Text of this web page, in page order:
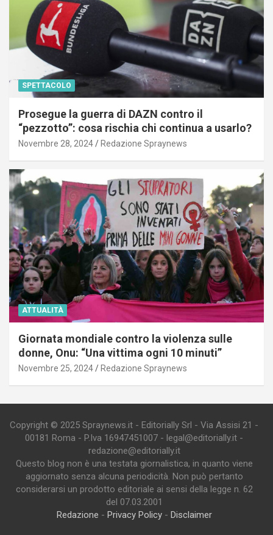
SPETTACOLO
Prosegue la guerra di DAZN contro il
“pezzotto”: cosa rischia chi continua a usarlo?
Novembre 28, 2024 Redazione Spraynews
ATTUALITÀ
Giornata mondiale contro la violenza sulle
donne, Onu: “Una vittima ogni 10 minuti”
Novembre 25, 2024 Redazione Spraynews
Copyright © 2025 Spraynews.it - Editorially Srl - Via Assisi 21 -
00181 Roma - P.Iva 16947451007 - legal@editorially.it -
redazione@editorially.it
Questo blog non è una testata giornalistica, in quanto viene
aggiornato senza alcuna periodicità. Non può pertanto
considerarsi un prodotto editoriale ai sensi della legge n. 62
del 07.03.2001
Redazione - Privacy Policy- Disclaimer